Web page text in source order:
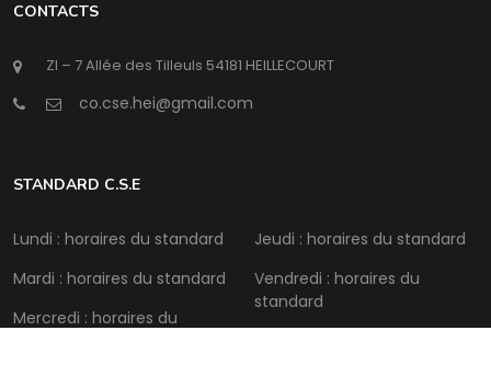
CONTACTS
ZI – 7 Allée des Tilleuls 54181 HEILLECOURT
@
STANDARD C.S.E
Lundi : horaires du standard
Mardi : horaires du standard
Mercredi : horaires du
Jeudi : horaires du standard
Vendredi : horaires du
standard